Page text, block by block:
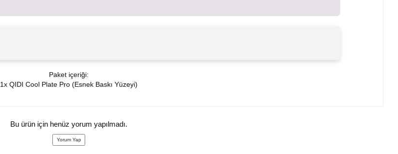
Paket içeriği:
1x QIDI Cool Plate Pro (Esnek Baskı Yüzeyi)
Bu ürün için henüz yorum yapılmadı.
Yorum Yap